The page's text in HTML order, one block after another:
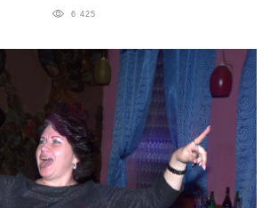
6 425